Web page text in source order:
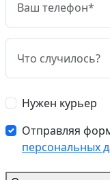
Нужен курьер
Отправляя
персональных